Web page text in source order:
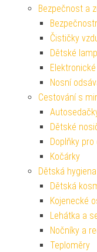
Bezpečnost a
Čističky
Dětské
Nosní
Cestování s
Dětské
Doplňky
Kočárky
Dětská hygiena
Dětská
Kojenecké
Lehátka a
Nočníky a
Teploměry